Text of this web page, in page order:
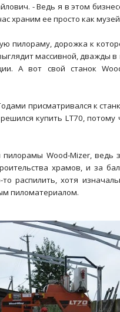
- Ведь я в этом
храним ее просто как
пилораму, дорожка к
массивной, дважды
А вот свой станок
присматривался к
купить LT70, потому
Wood-Mizer, ведь
храмов, и за
распилить, хотя
пиломатериалом.